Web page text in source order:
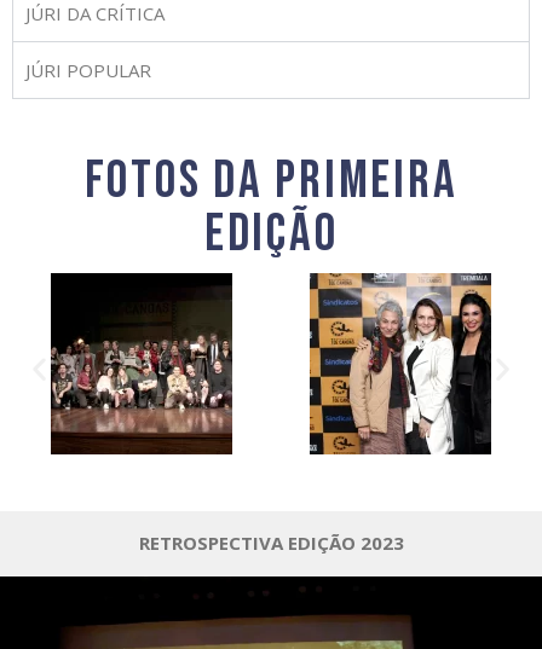
JÚRI DA CRÍTICA
JÚRI POPULAR
fotos da primeira
edição
RETROSPECTIVA EDIÇÃO 2023